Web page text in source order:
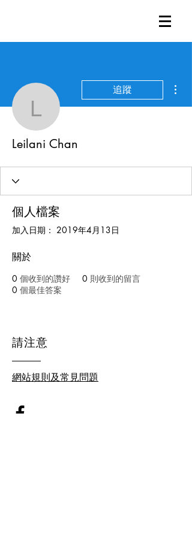
Leilani Chan
追蹤
Leilani Chan
個人檔案
加入日期： 2019年4月13日
關於
0 個收到的讚好 0 則收到的留言
0 個最佳答案
請注意
網站規則及常見問題